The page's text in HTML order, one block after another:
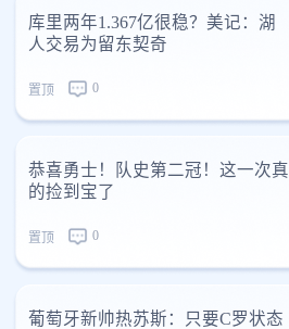
库里两年1.367亿很稳？美记：湖
人交易为留东契奇
置顶 0
恭喜勇士！队史第二冠！这一次真
的捡到宝了
置顶 0
葡萄牙新帅热苏斯：只要C罗状态